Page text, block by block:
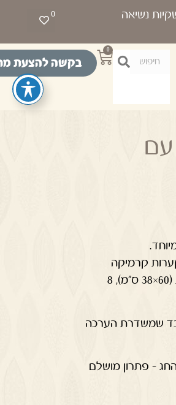
0
0
בקשה להצעת
עם
28.5×28.5 ס"מ, שתי קערות קרמיקה
איכותיות (11.5×6 ס"מ), שתי מגבות מטבח בדוגמה מהודרת (60×38 ס"מ), 8
שמשדרת הערכה
– פתרון מושלם